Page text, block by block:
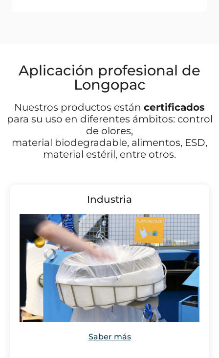
Aplicación profesional de
Longopac
Nuestros productos están certificados
para su uso en diferentes ámbitos: control
de olores,
material biodegradable, alimentos, ESD,
material estéril, entre otros.
Industria
Saber más